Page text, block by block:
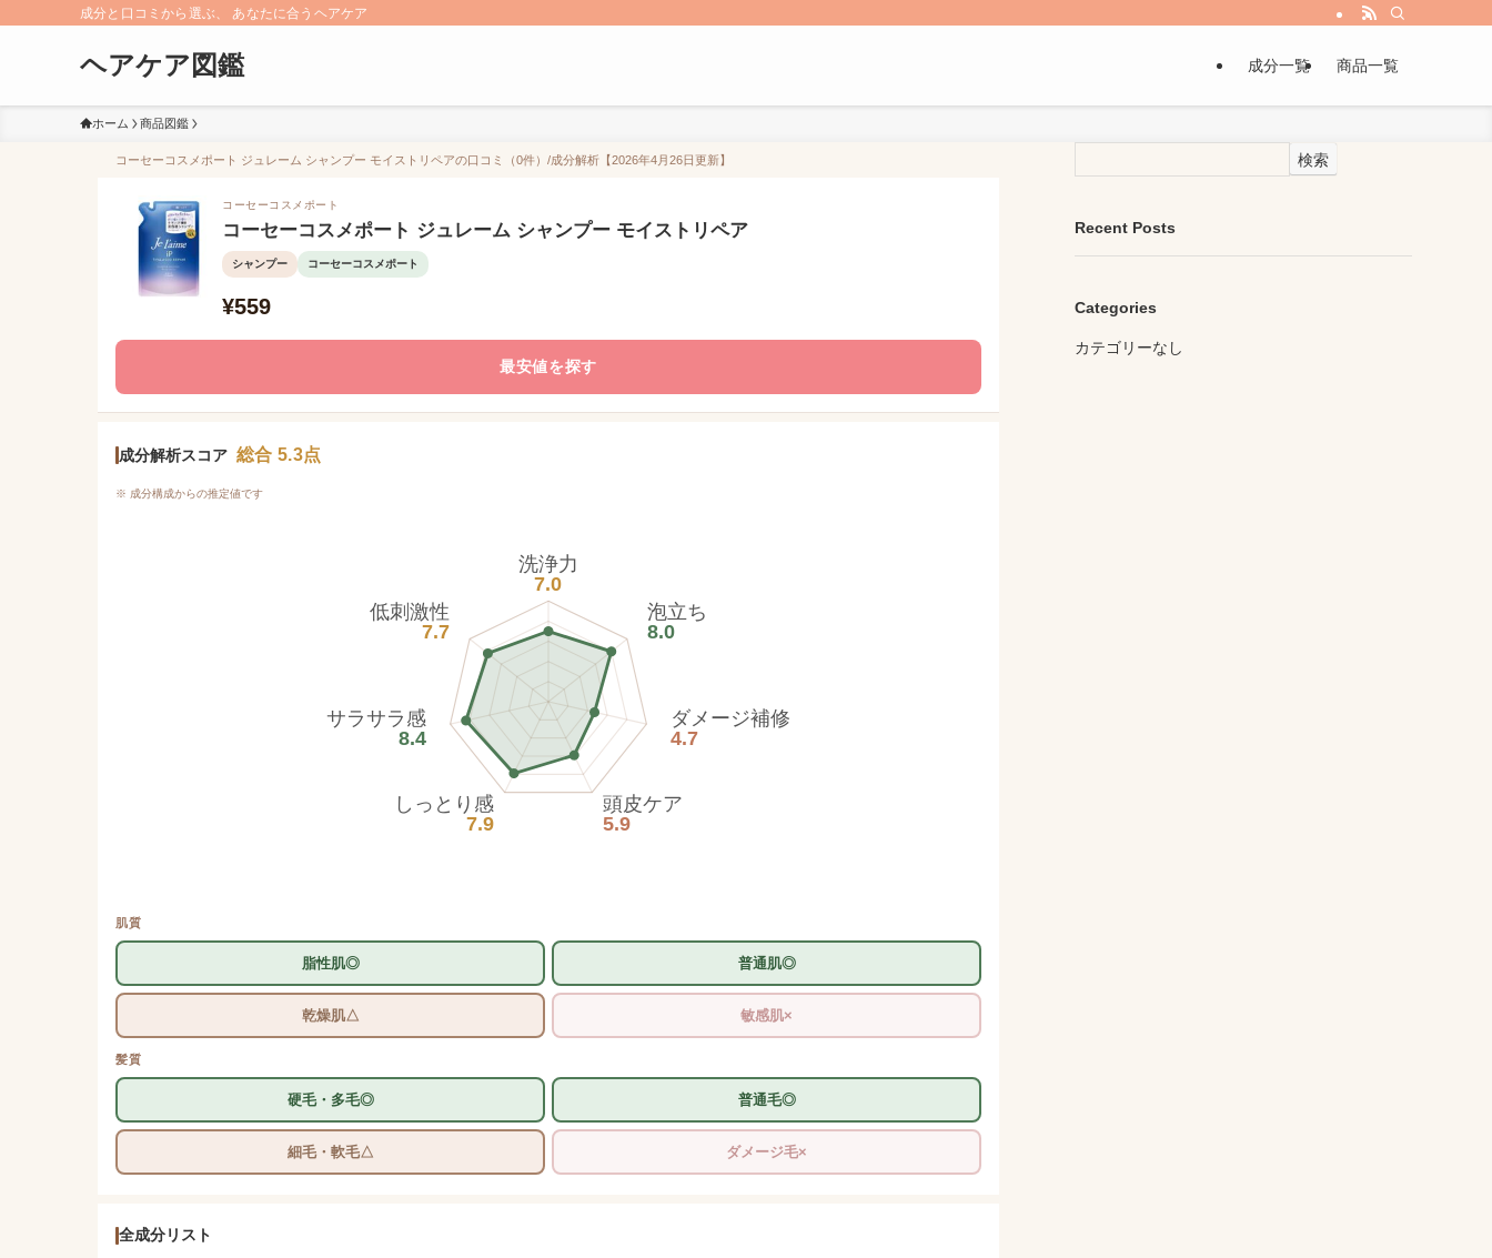
成分と口コミから選ぶ、 あなたに合うヘアケア
ヘアケア図鑑 成分一覧 商品一覧
ホーム 商品図鑑
コーセーコスメポート ジュレーム シャンプー モイストリペアの口コミ（0件）/成分解析【2026年4月26日更新】
コーセーコスメポート
コーセーコスメポート ジュレーム シャンプー モイストリペア
シャンプー コーセーコスメポート
¥559
最安値を探す
成分解析スコア 総合 5.3点
※ 成分構成からの推定値です
洗浄力
7.0
泡立ち
8.0
ダメージ補修
4.7
頭皮ケア
5.9
しっとり感
7.9
サラサラ感
8.4
低刺激性
7.7
肌質
脂性肌◎ 普通肌◎
乾燥肌△ 敏感肌×
髪質
硬毛・多毛◎ 普通毛◎
細毛・軟毛△ ダメージ毛×
全成分リスト
検索
Recent Posts
Categories
カテゴリーなし